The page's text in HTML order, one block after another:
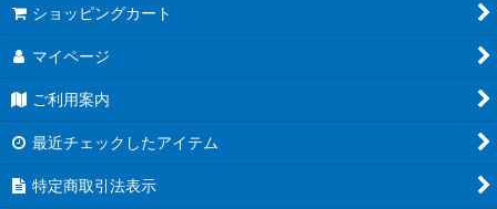
ショッピングカート
マイページ
ご利用案内
最近チェックしたアイテム
特定商取引法表示